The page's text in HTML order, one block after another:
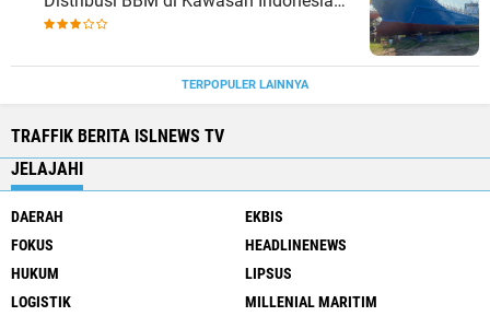
bagian Timur
TERPOPULER LAINNYA
TRAFFIK BERITA ISLNEWS TV
JELAJAHI
DAERAH
EKBIS
FOKUS
HEADLINENEWS
HUKUM
LIPSUS
LOGISTIK
MILLENIAL MARITIM